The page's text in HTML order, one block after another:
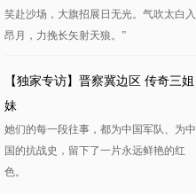
笑赴沙场，大旗招展日无光。气吹太白入
昂月，力挽长矢射天狼。”
【独家专访】晋察冀边区 传奇三姐
妹
她们的每一段往事，都为中国军队、为中
国的抗战史，留下了一片永远鲜艳的红
色。